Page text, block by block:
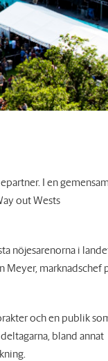
I en gemensam
out Wests
nöjesarenorna i
Meyer, marknadschef
och en publik
bland annat